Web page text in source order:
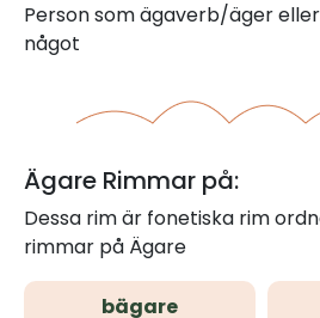
Person som ägaverb/äger
något
Ägare Rimmar på:
Dessa rim är fonetiska rim
rimmar på Ägare
bägare